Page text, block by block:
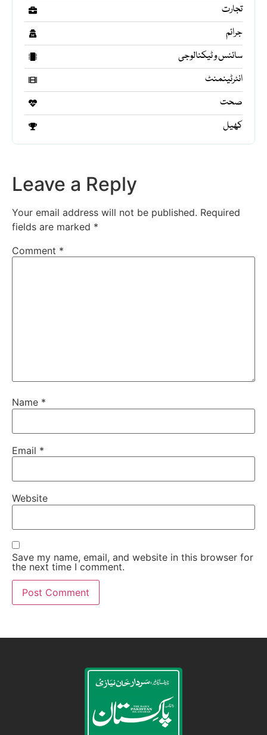
تجارت
جرائم
سائنس و ٹیکنالوجی
انٹرٹینمنٹ
صحت
کھیل
Leave a Reply
Your email address will not be published. Required
fields are marked *
Comment *
Name *
Email *
Website
Save my name, email, and website in this browser for
the next time I comment.